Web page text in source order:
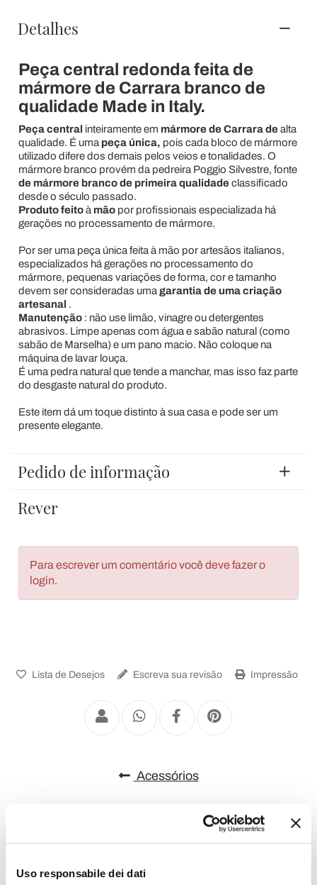
Uso responsabile dei dati
Detalhes
Peça central redonda feita de
mármore de Carrara branco de
qualidade Made in Italy.
Peça central inteiramente em mármore de Carrara dealta
qualidade. É uma peça única, pois cada bloco de mármore
utilizado difere dos demais pelos veios e tonalidades. O
mármore branco provém da pedreira Poggio Silvestre, fonte
de mármore branco de primeira qualidadeclassificado
desde o século passado.
Produto feitoà mãopor profissionais especializada há
gerações no processamento de mármore.
Por ser uma peça única feita à mão por artesãos italianos,
especializados há gerações no processamento do
mármore, pequenas variações de forma, cor e tamanho
devem ser consideradas uma garantia de uma criação
artesanal .
Manutenção: não use limão, vinagre ou detergentes
abrasivos. Limpe apenas com água e sabão natural (como
sabão de Marselha) e um pano macio. Não coloque na
máquina de lavar louça.
É uma pedra natural que tende a manchar, mas isso faz parte
do desgaste natural do produto.
Este item dá um toque distinto à sua casa e pode ser um
presente elegante.
Pedido de informação
Rever
Para escrever um comentário você deve fazer o
login.
Lista de Desejos Escreva sua revisão Impressão
Acessórios